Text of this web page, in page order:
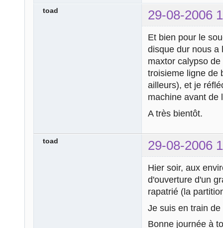
toad 29-08-2006
Et bien pour le
disque dur nous a
maxtor calypso
troisieme ligne de
ailleurs), et je
machine avant de
A très bientôt.
toad 29-08-2006
Hier soir, aux
d'ouverture d'un
rapatrié (la
Je suis en train
Bonne journée à